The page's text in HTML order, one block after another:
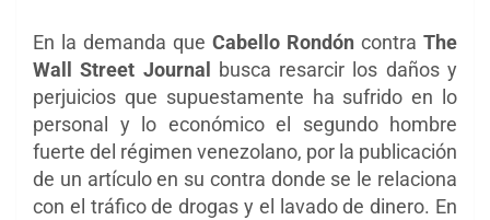
En la demanda que Cabello Rondón contra The
Wall Street Journal
busca resarcir los daños y
perjuicios que supuestamente ha sufrido en lo
personal y lo económico el segundo hombre
fuerte del régimen venezolano, por la publicación
de un artículo en su contra donde se le relaciona
con el tráfico de drogas y el lavado de dinero. En